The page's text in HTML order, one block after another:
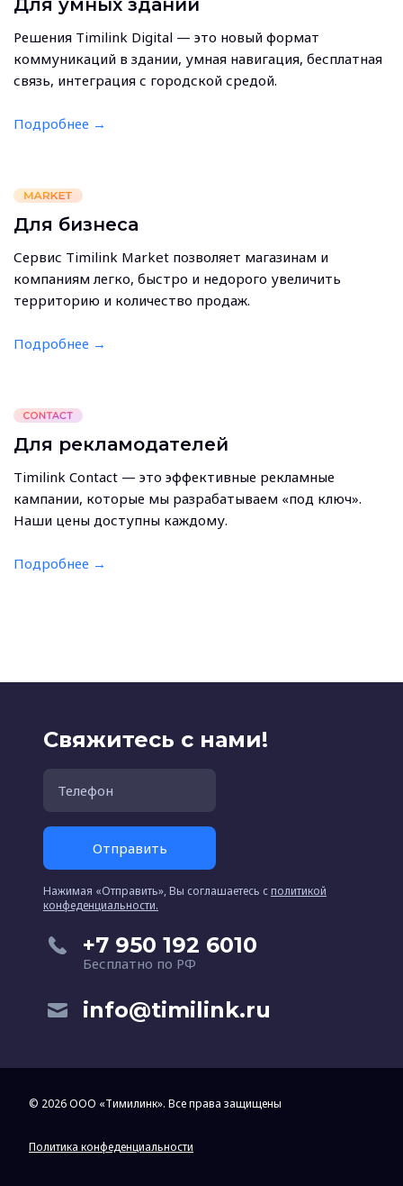
Для умных зданий
Решения Timilink Digital — это новый формат
коммуникаций в здании, умная навигация, бесплатная
связь, интеграция с городской средой.
Подробнее →
Для бизнеса
Сервис Timilink Market позволяет магазинам и
компаниям легко, быстро и недорого увеличить
территорию и количество продаж.
Подробнее →
Для рекламодателей
Timilink Contact — это эффективные рекламные
кампании, которые мы разрабатываем «под ключ».
Наши цены доступны каждому.
Подробнее →
Свяжитесь с нами!
Отправить
Нажимая «Отправить», Вы соглашаетесь c политикой
конфеденциальности.
+7 950 192 6010
Бесплатно по РФ
info@timilink.ru
© 2026 ООО «Тимилинк». Все права защищены
Политика конфеденциальности